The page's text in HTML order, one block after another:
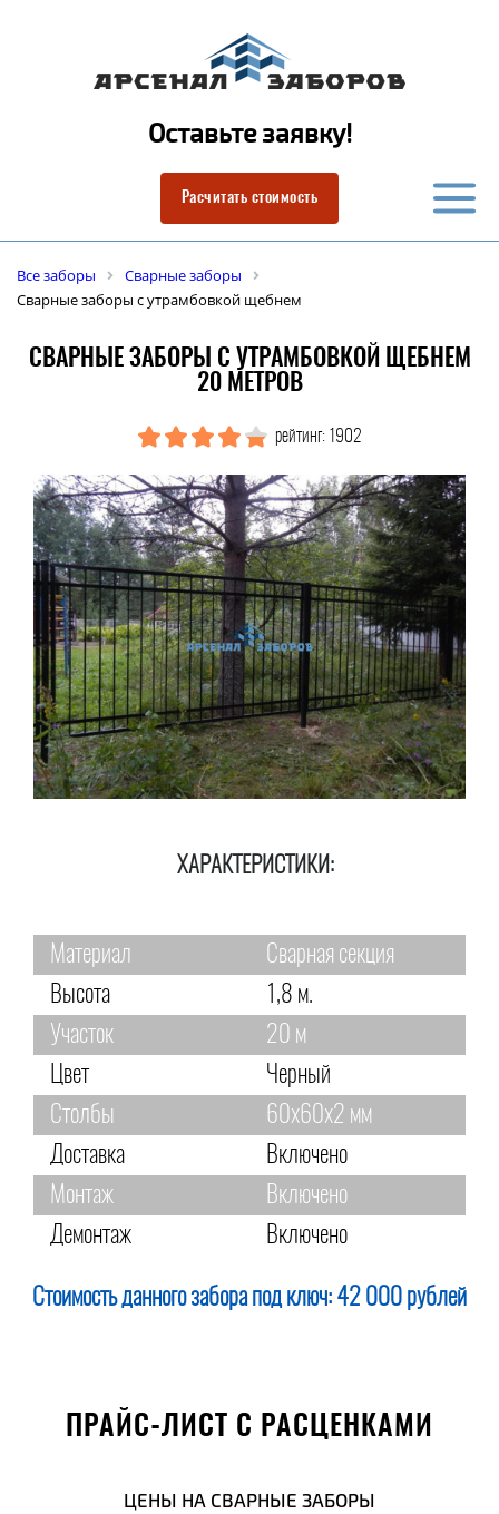
Оставьте заявку!
Расчитать стоимость
Все заборы
Сварные заборы
Сварные заборы с утрамбовкой щебнем
СВАРНЫЕ ЗАБОРЫ С УТРАМБОВКОЙ ЩЕБНЕМ
20 МЕТРОВ
рейтинг: 1902
ХАРАКТЕРИСТИКИ:
Материал
Сварная секция
Высота
1,8 м.
Участок
20 м
Цвет
Черный
Столбы
60х60х2 мм
Доставка
Включено
Монтаж
Включено
Демонтаж
Включено
Стоимость данного забора под ключ: 42 000 рублей
ПРАЙС-ЛИСТ С РАСЦЕНКАМИ
ЦЕНЫ НА СВАРНЫЕ ЗАБОРЫ